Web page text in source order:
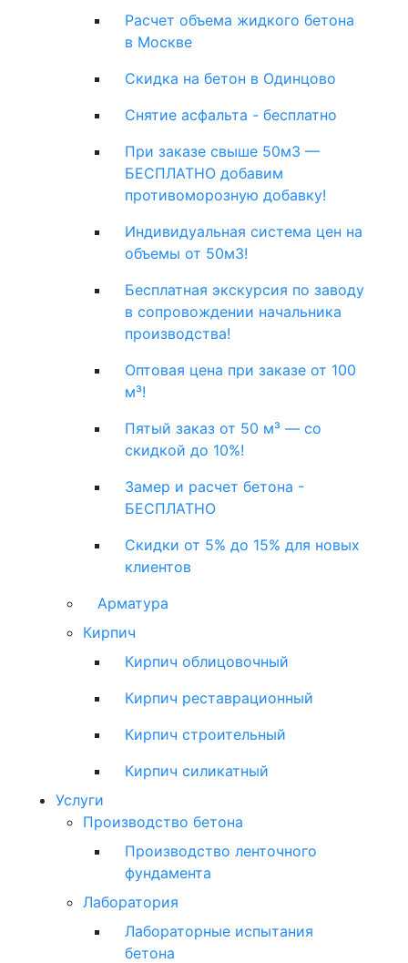
Расчет объема жидкого бетона
в Москве
Скидка на бетон в Одинцово
Снятие асфальта - бесплатно
При заказе свыше 50м3 —
БЕСПЛАТНО добавим
противоморозную добавку!
Индивидуальная система цен на
объемы от 50м3!
Бесплатная экскурсия по заводу
в сопровождении начальника
производства!
Оптовая цена при заказе от 100
м³!
Пятый заказ от 50 м³ — со
скидкой до 10%!
Замер и расчет бетона -
БЕСПЛАТНО
Скидки от 5% до 15% для новых
клиентов
Арматура
Кирпич
Кирпич облицовочный
Кирпич реставрационный
Кирпич строительный
Кирпич силикатный
Услуги
Производство бетона
Производство ленточного
фундамента
Лаборатория
Лабораторные испытания
бетона